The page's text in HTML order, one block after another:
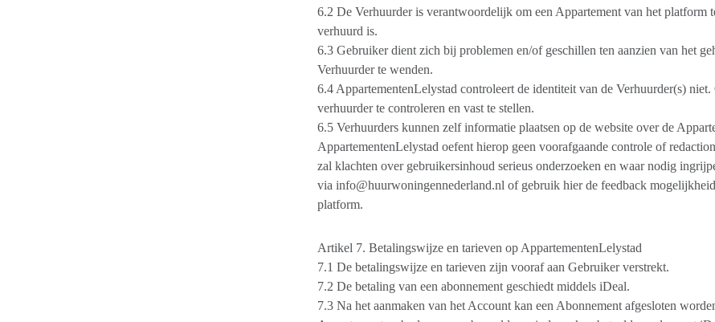
6.2 De Verhuurder is verantwoordelijk om een Appartement van het platform
verhuurd is.
6.3 Gebruiker dient zich bij problemen en/of geschillen ten aanzien van het
Verhuurder te wenden.
6.4 AppartementenLelystad controleert de identiteit van de Verhuurder(s)
verhuurder te controleren en vast te stellen.
6.5 Verhuurders kunnen zelf informatie plaatsen op de website over de
AppartementenLelystad oefent hierop geen voorafgaande controle of
zal klachten over gebruikersinhoud serieus onderzoeken en waar nodig
via info@huurwoningennederland.nl of gebruik hier de feedback
platform.
Artikel 7. Betalingswijze en tarieven op AppartementenLelystad
7.1 De betalingswijze en tarieven zijn vooraf aan Gebruiker verstrekt.
7.2 De betaling van een abonnement geschiedt middels iDeal.
7.3 Na het aanmaken van het Account kan een Abonnement afgesloten